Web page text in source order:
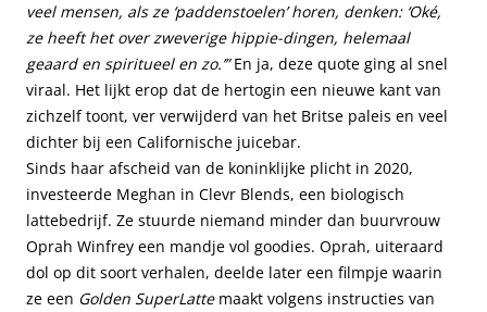
veel mensen, als ze ‘paddenstoelen’ horen, denken: ‘Oké,
ze heeft het over zweverige hippie-dingen, helemaal
geaard en spiritueel en zo.’”En ja, deze quote ging al snel
viraal. Het lijkt erop dat de hertogin een nieuwe kant van
zichzelf toont, ver verwijderd van het Britse paleis en veel
dichter bij een Californische juicebar.
Sinds haar afscheid van de koninklijke plicht in 2020,
investeerde Meghan in Clevr Blends, een biologisch
lattebedrijf. Ze stuurde niemand minder dan buurvrouw
Oprah Winfrey een mandje vol goodies. Oprah, uiteraard
dol op dit soort verhalen, deelde later een filmpje waarin
ze een Golden SuperLattemaakt volgens instructies van